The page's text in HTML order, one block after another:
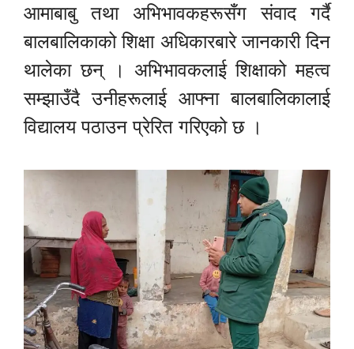
आमाबाबु तथा अभिभावकहरूसँग संवाद गर्दै
बालबालिकाको शिक्षा अधिकारबारे जानकारी दिन
थालेका छन् । अभिभावकलाई शिक्षाको महत्व
सम्झाउँदै उनीहरूलाई आफ्ना बालबालिकालाई
विद्यालय पठाउन प्रेरित गरिएको छ ।